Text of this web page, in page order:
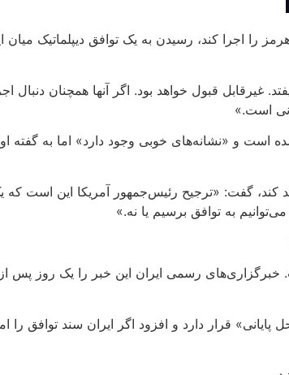
برای عبور از تنگه هرمز را اجرا کند، رسیدن به یک توافق دیپلماتیک
قبول خواهد بود. اگر آنها همچنان دنبال
است.»
است و «نشانه‌های خوبی وجود دارد» اما به گفته
کند، گفت: «ترجیح رئیس‌جمهور آمریکا این
به توافق برسیم یا نه.»
رسمی ایران این خبر را یک روز پس
قرار دارد و افزود اگر ایران سند توافق را